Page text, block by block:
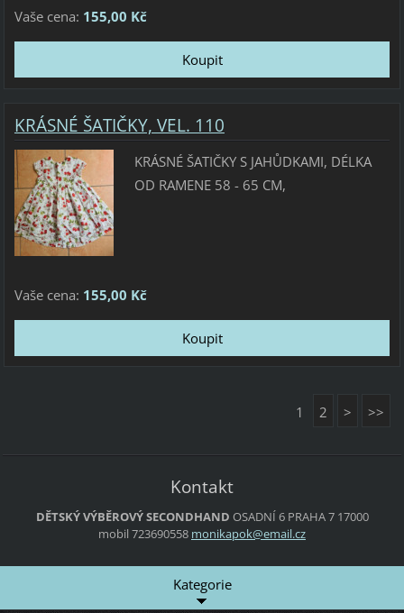
Vaše cena: 155,00 Kč
KRÁSNÉ ŠATIČKY, VEL. 110
KRÁSNÉ ŠATIČKY S JAHŮDKAMI, DÉLKA
OD RAMENE 58 - 65 CM,
Vaše cena: 155,00 Kč
1 2 > >>
Kontakt
DĚTSKÝ VÝBĚROVÝ SECONDHAND OSADNÍ 6PRAHA 717000
mobil 723690558 monikapok@email.cz
Kategorie